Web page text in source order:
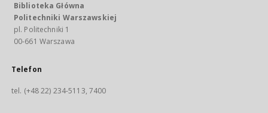
Biblioteka Główna
Politechniki Warszawskiej
pl. Politechniki 1
00-661 Warszawa
Telefon
tel. (+48 22) 234-5113, 7400